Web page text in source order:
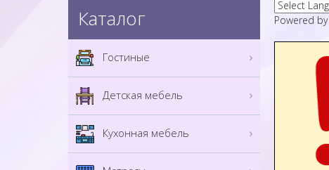
Powered by
Каталог
Гостиные
Детская мебель
Кухонная мебель